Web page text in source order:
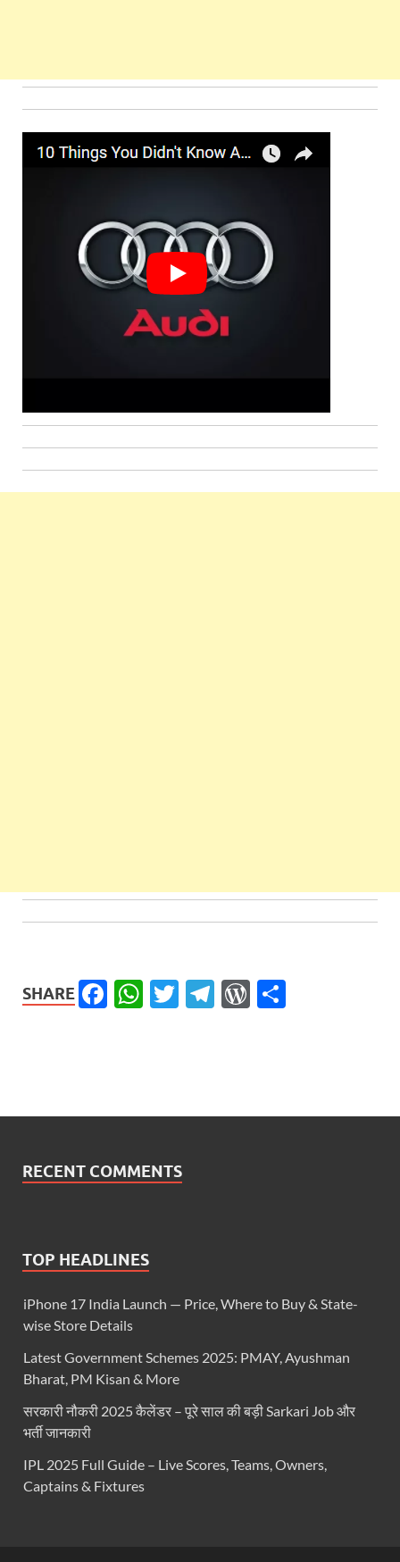
SHARE Facebook
WhatsApp
Twitter
Telegram
WordPress
RECENT COMMENTS
TOP HEADLINES
iPhone 17 India Launch — Price, Where to Buy & State-
wise Store Details
Latest Government Schemes 2025: PMAY, Ayushman
Bharat, PM Kisan & More
सरकारी नौकरी 2025 कैलेंडर – पूरे साल की बड़ी Sarkari Job और
भर्ती जानकारी
IPL 2025 Full Guide – Live Scores, Teams, Owners,
Captains & Fixtures